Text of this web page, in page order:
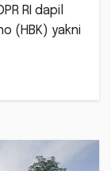
RI dapil
(HBK) yakni